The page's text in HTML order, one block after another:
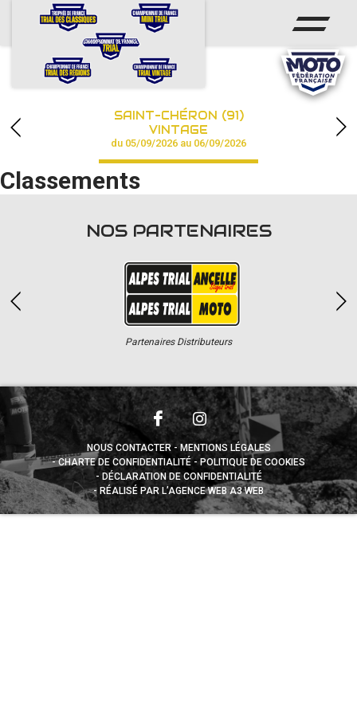
ACCUEIL
CALENDRIER
CHAMPIONNAT
RÉSULTATS
PHOTOS / VIDÉOS
PARTENAIRES
SAINT-CHÉRON (91)
VINTAGE
du 05/09/2026 au 06/09/2026
Classements
NOS PARTENAIRES
Partenaires Distributeurs
NOUS CONTACTER
MENTIONS LÉGALES
CHARTE DE CONFIDENTIALITÉ
POLITIQUE DE COOKIES
DÉCLARATION DE CONFIDENTIALITÉ
RÉALISÉ PAR L’AGENCE WEB A3 WEB